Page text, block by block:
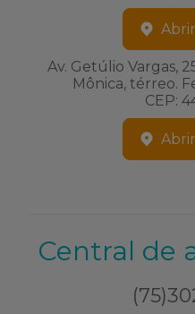
Av. Getúlio Vargas,
Mônica, térreo.
CEP:
Central de